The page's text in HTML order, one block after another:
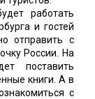
работать
и гостей
отправить с
России. На
поставить
книги. А в
с